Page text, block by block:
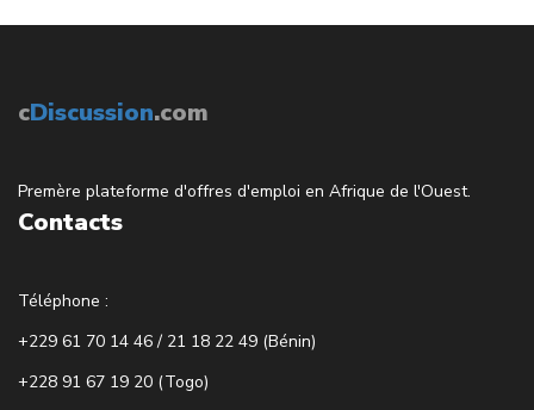
cDiscussion.com
Premère plateforme d'offres d'emploi en Afrique de l'Ouest.
Contacts
Téléphone :
+229 61 70 14 46 / 21 18 22 49 (Bénin)
+228 91 67 19 20 (Togo)